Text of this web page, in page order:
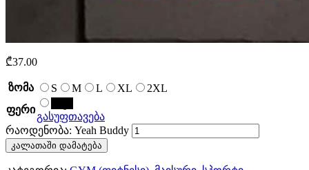
₾37.00
ზომა S M L XL
2XL
ფერი
გასუფთავება
რაოდენობა: Yeah Buddy
კალათაში დამატება